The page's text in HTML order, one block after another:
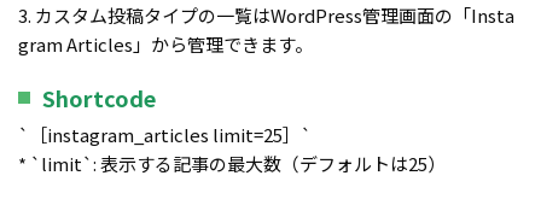
3. カスタム投稿タイプの一覧はWordPress管理画面の「Insta
gram Articles」から管理できます。
Shortcode
`［instagram_articles limit=25］`
* `limit`: 表示する記事の最大数（デフォルトは25）